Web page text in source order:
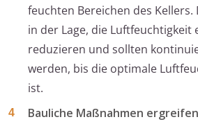
feuchten Bereichen des Kellers.
in der Lage, die Luftfeuchtigkeit
reduzieren und sollten
werden, bis die optimale
ist.
Bauliche Maßnahmen ergreifen